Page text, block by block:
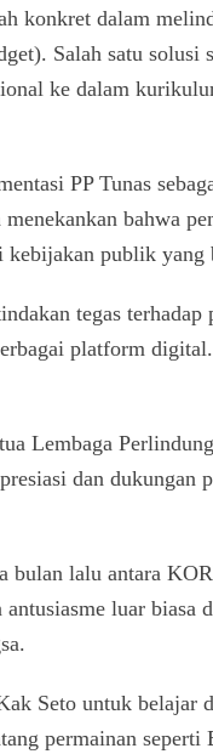
konkret dalam
Salah satu solusi
ke dalam
PP Tunas
bahwa
publik yang
tegas
platform
Lembaga
dan
bulan lalu antara
luar biasa
Seto untuk belajar
permainan